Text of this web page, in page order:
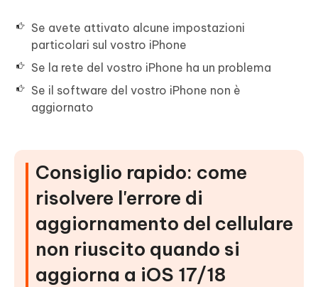
Se avete attivato alcune impostazioni
particolari sul vostro iPhone
Se la rete del vostro iPhone ha un problema
Se il software del vostro iPhone non è
aggiornato
Consiglio rapido: come
risolvere l'errore di
aggiornamento del cellulare
non riuscito quando si
aggiorna a iOS 17/18